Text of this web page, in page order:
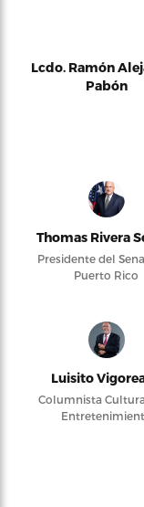
Lcdo. Ramón
Pabón
Thomas Rivera
Presidente del
Puerto Rico
Luisito
Columnista